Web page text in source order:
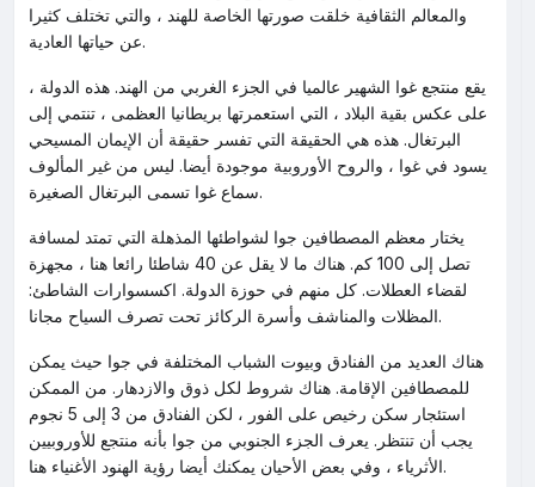
والمعالم الثقافية خلقت صورتها الخاصة للهند ، والتي تختلف كثيرا
عن حياتها العادية.
يقع منتجع غوا الشهير عالميا في الجزء الغربي من الهند. هذه الدولة ،
على عكس بقية البلاد ، التي استعمرتها بريطانيا العظمى ، تنتمي إلى
البرتغال. هذه هي الحقيقة التي تفسر حقيقة أن الإيمان المسيحي
يسود في غوا ، والروح الأوروبية موجودة أيضا. ليس من غير المألوف
سماع غوا تسمى البرتغال الصغيرة.
يختار معظم المصطافين جوا لشواطئها المذهلة التي تمتد لمسافة
تصل إلى 100 كم. هناك ما لا يقل عن 40 شاطئا رائعا هنا ، مجهزة
لقضاء العطلات. كل منهم في حوزة الدولة. اكسسوارات الشاطئ:
المظلات والمناشف وأسرة الركائز تحت تصرف السياح مجانا.
هناك العديد من الفنادق وبيوت الشباب المختلفة في جوا حيث يمكن
للمصطافين الإقامة. هناك شروط لكل ذوق والازدهار. من الممكن
استئجار سكن رخيص على الفور ، لكن الفنادق من 3 إلى 5 نجوم
يجب أن تنتظر. يعرف الجزء الجنوبي من جوا بأنه منتجع للأوروبيين
الأثرياء ، وفي بعض الأحيان يمكنك أيضا رؤية الهنود الأغنياء هنا.